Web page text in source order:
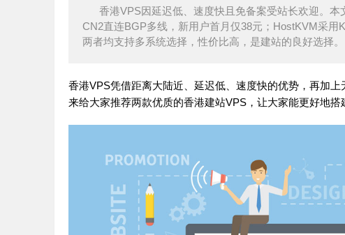
香港VPS因延迟低、速度快且免备案受站长欢迎。
CN2直连BGP多线，新用户首月仅38元；HostKVM采用
两者均支持多系统选择，性价比高，是建站的良好选择。
香港VPS凭借距离大陆近、延迟低、速度快的优势，再加
来给大家推荐两款优质的香港建站VPS，让大家能更好地搭